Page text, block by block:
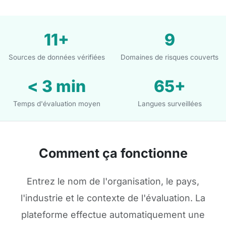
11+
Sources de données vérifiées
9
Domaines de risques couverts
< 3 min
Temps d'évaluation moyen
65+
Langues surveillées
Comment ça fonctionne
Entrez le nom de l'organisation, le pays,
l'industrie et le contexte de l'évaluation. La
plateforme effectue automatiquement une